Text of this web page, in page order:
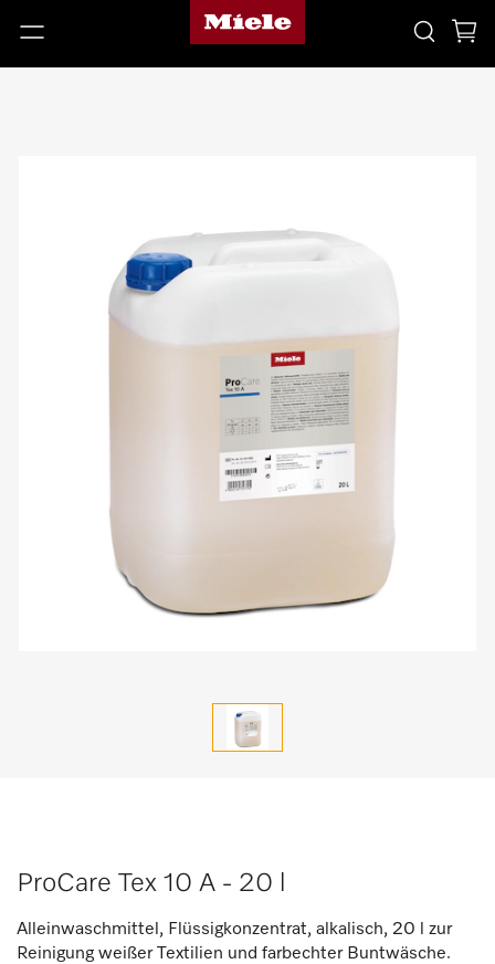
ProCare Tex 10 A - 20 l
Alleinwaschmittel, Flüssigkonzentrat, alkalisch, 20 l zur
Reinigung weißer Textilien und farbechter Buntwäsche.